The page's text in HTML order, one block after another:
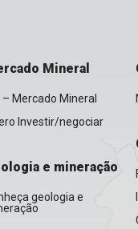
Mineral
– Mercado Mineral
Investir/negociar
e mineração
geologia e